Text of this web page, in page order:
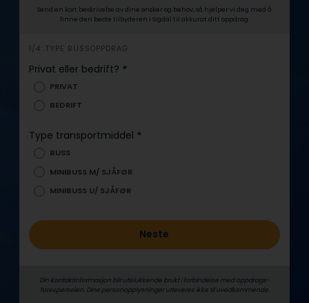
Send en kort beskrivelse av dine ønsker og behov, så hjelper vi deg med å
finne den beste tilbyderen i Sigdal til akkurat ditt oppdrag.
h
e
1/4: TYPE BUSSOPPDRAG
Privat eller bedrift? *
PRIVAT
BEDRIFT
Type transportmiddel *
BUSS
MINIBUSS M/ SJÅFØR
MINIBUSS U/ SJÅFØR
Neste
Din kontaktinformasjon blir utelukkende brukt i forbindelse med oppdrags­
forespørselen. Dine person­­opplysninger utleveres ikke til uvedkommende.